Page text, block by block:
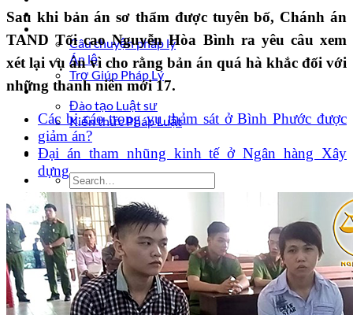
Luật sư tư vấn
Câu chuyện pháp lý
Án lệ
Trợ Giúp Pháp Lý
Nghề Luật
Đào tạo Luật sư
Kiến thức Pháp Luật
Kinh nghiệm – Kỹ năng
Tin tức pháp luật
Sau khi bản án sơ thẩm được tuyên bố, Chánh án
TAND Tối cao Nguyễn Hòa Bình ra yêu câu xem
xét lại vụ án vì cho rằng bản án quá hà khắc đối với
những thanh niên mới 17.
Các bị cáo trong vụ thảm sát ở Bình Phước được
giảm án?
Đại án tham nhũng kinh tế ở Ngân hàng Xây
dựng